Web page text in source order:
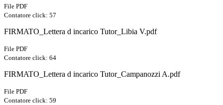
File PDF
Contatore click: 57
FIRMATO_Lettera d incarico Tutor_Libia V.pdf
File PDF
Contatore click: 64
FIRMATO_Lettera d incarico Tutor_Campanozzi A.pdf
File PDF
Contatore click: 59